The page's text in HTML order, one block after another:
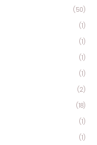
(50)
(1)
(1)
(1)
(1)
(2)
(18)
(1)
(1)